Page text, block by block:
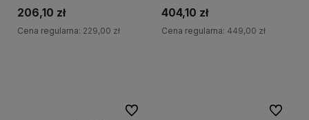
206,10 zł
Cena regularna: 229,00 zł
404,10 zł
Cena regularna: 449,00 zł
Do ulubionych Do